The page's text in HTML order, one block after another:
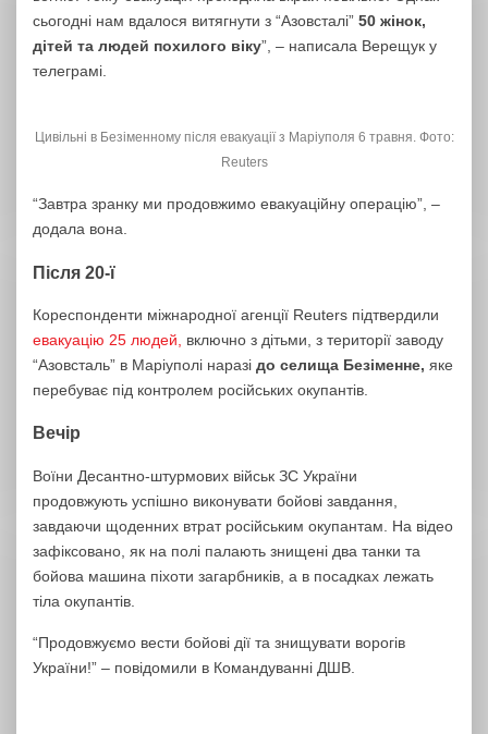
сьогодні нам вдалося витягнути з “Азовсталі” 50 жінок,
дітей та людей похилого віку”, – написала Верещук у
телеграмі.
Цивільні в Безіменному після евакуації з Маріуполя 6 травня. Фото:
Reuters
“Завтра зранку ми продовжимо евакуаційну операцію”, –
додала вона.
Після 20-ї
Кореспонденти міжнародної агенції Reuters підтвердили
евакуацію 25 людей,
включно з дітьми, з території заводу
“Азовсталь” в Маріуполі наразі до селища Безіменне, яке
перебуває під контролем російських окупантів.
Вечір
Воїни Десантно-штурмових військ ЗС України
продовжують успішно виконувати бойові завдання,
завдаючи щоденних втрат російським окупантам. На відео
зафіксовано, як на полі палають знищені два танки та
бойова машина піхоти загарбників, а в посадках лежать
тіла окупантів.
“Продовжуємо вести бойові дії та знищувати ворогів
України!” – повідомили в Командуванні ДШВ.